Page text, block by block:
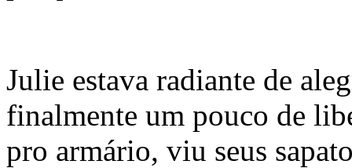
Julie estava radiante de
finalmente um pouco de
pro armário, viu seus